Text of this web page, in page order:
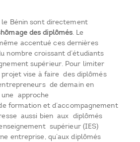
le Bénin sont directement
des diplômés. Le
accentué ces dernières
nombre croissant d’étudiants
supérieur. Pour limiter
vise à faire des diplômés
de demain en
approche
formation et d’accompagnement
aussi bien aux diplômés
supérieur (IES)
entreprise, qu’aux diplômés